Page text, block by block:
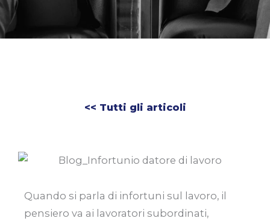
<< Tutti gli articoli
Quando si parla di infortuni sul lavoro, il
pensiero va ai lavoratori subordinati,